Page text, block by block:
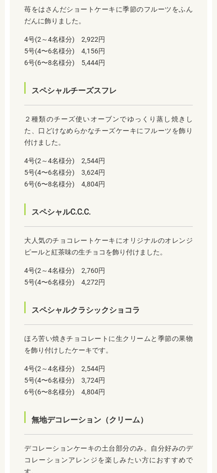
苺をはさんだショートケーキに季節のフルーツをふん
だんに飾りました。
4号(2～4名様分) 2,922円
5号(4〜6名様分) 4,156円
6号(6〜8名様分) 5,444円
スペシャルチーズスフレ
２種類のチーズ使いオーブンでゆっくり蒸し焼きし
た、口どけなめらかなチーズケーキにフルーツを飾り
付けました。
4号(2～4名様分) 2,544円
5号(4〜6名様分) 3,624円
6号(6〜8名様分) 4,804円
スペシャルC.C.C.
大人気のチョコレートケーキにオリジナルのオレンジ
ピールと紅茶味の生チョコを飾り付けました。
4号(2～4名様分) 2,760円
5号(4〜6名様分) 4,272円
スペシャルクラシックショコラ
ほろ苦い焼きチョコレートに生クリームと季節の果物
を飾り付けしたケーキです。
4号(2～4名様分) 2,544円
5号(4〜6名様分) 3,724円
6号(6〜8名様分) 4,804円
無地デコレーション（クリーム）
デコレーションケーキの土台部分のみ。自分好みのデ
コレーションアレンジを楽しみたい方におすすめで